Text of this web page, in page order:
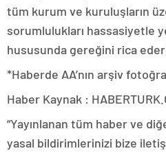
tüm kurum ve kuruluşların
sorumlulukları hassasiyetle
hususunda gereğini rica
*Haberde AA’nın arşiv
Haber Kaynak :
“Yayınlanan tüm haber ve
yasal bildirimlerinizi bize